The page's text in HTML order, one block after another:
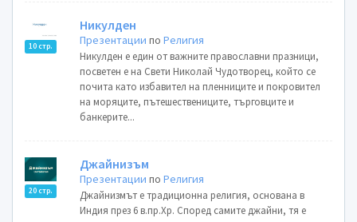
10 стр.
Никулден
Презентации поРелигия
Никулден е един от важните православни празници,
посветен е на Свети Николай Чудотворец, който се
почита като избавител на пленниците и покровител
на моряците, пътешествениците, търговците и
банкерите...
20 стр.
Джайнизъм
Презентации поРелигия
Джайнизмът е традиционна религия, основана в
Индия през 6 в.пр.Хр. Според самите джайни, тя е